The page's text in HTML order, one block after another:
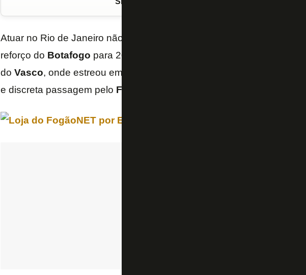
Atuar no Rio de Janeiro não será nenhuma novidade para
reforço do Botafogo para 2020. O lateral-esquerdo foi revelado nas
do Vasco, onde estreou em 2007 com apenas 18 anos de idade.
e discreta passagem pelo Fluminense